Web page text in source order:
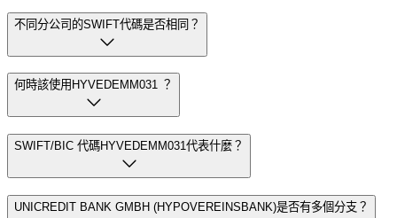
不同分公司的SWIFT代碼是否相同？
何時該使用HYVEDEMM031 ？
SWIFT/BIC 代碼HYVEDEMM031代表什麼？
UNICREDIT BANK GMBH (HYPOVEREINSBANK)是否有多個分支？